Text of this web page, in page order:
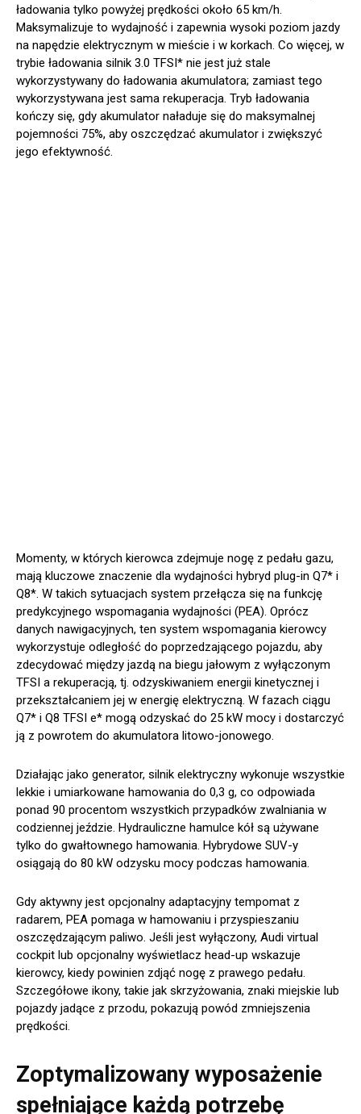
ładowania tylko powyżej prędkości około 65 km/h.
Maksymalizuje to wydajność i zapewnia wysoki poziom jazdy
na napędzie elektrycznym w mieście i w korkach. Co więcej, w
trybie ładowania silnik 3.0 TFSI* nie jest już stale
wykorzystywany do ładowania akumulatora; zamiast tego
wykorzystywana jest sama rekuperacja. Tryb ładowania
kończy się, gdy akumulator naładuje się do maksymalnej
pojemności 75%, aby oszczędzać akumulator i zwiększyć
jego efektywność.
Momenty, w których kierowca zdejmuje nogę z pedału gazu,
mają kluczowe znaczenie dla wydajności hybryd plug-in Q7* i
Q8*. W takich sytuacjach system przełącza się na funkcję
predykcyjnego wspomagania wydajności (PEA). Oprócz
danych nawigacyjnych, ten system wspomagania kierowcy
wykorzystuje odległość do poprzedzającego pojazdu, aby
zdecydować między jazdą na biegu jałowym z wyłączonym
TFSI a rekuperacją, tj. odzyskiwaniem energii kinetycznej i
przekształcaniem jej w energię elektryczną. W fazach ciągu
Q7* i Q8 TFSI e* mogą odzyskać do 25 kW mocy i dostarczyć
ją z powrotem do akumulatora litowo-jonowego.
Działając jako generator, silnik elektryczny wykonuje wszystkie
lekkie i umiarkowane hamowania do 0,3 g, co odpowiada
ponad 90 procentom wszystkich przypadków zwalniania w
codziennej jeździe. Hydrauliczne hamulce kół są używane
tylko do gwałtownego hamowania. Hybrydowe SUV-y
osiągają do 80 kW odzysku mocy podczas hamowania.
Gdy aktywny jest opcjonalny adaptacyjny tempomat z
radarem, PEA pomaga w hamowaniu i przyspieszaniu
oszczędzającym paliwo. Jeśli jest wyłączony, Audi virtual
cockpit lub opcjonalny wyświetlacz head-up wskazuje
kierowcy, kiedy powinien zdjąć nogę z prawego pedału.
Szczegółowe ikony, takie jak skrzyżowania, znaki miejskie lub
pojazdy jadące z przodu, pokazują powód zmniejszenia
prędkości.
Zoptymalizowany wyposażenie
spełniające każdą potrzebę